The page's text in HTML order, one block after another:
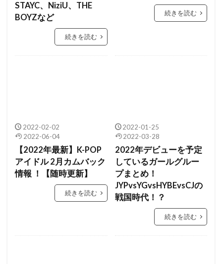
STAYC、NiziU、THE
BOYZなど
続きを読む
続きを読む
2022-02-02
2022-06-04
【2022年最新】K-POP
アイドル 2月カムバック
情報 ！【随時更新】
続きを読む
2022-01-25
2022-03-28
2022年デビューを予定
しているガールグルー
プまとめ！
JYPvsYGvsHYBEvsCJの
戦国時代！？
続きを読む